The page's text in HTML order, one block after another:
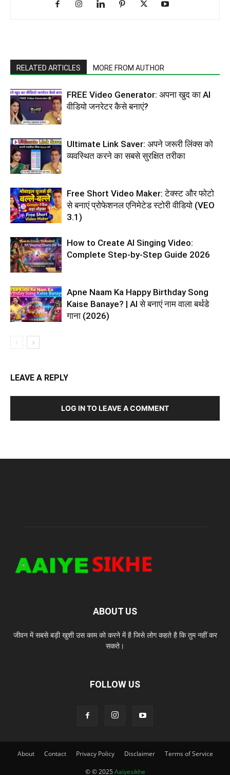
RELATED ARTICLES MORE FROM AUTHOR
FREE Video Generator: अपना खुद का AI
वीडियो जनरेटर कैसे बनाएं?
Ultimate Link Saver: अपने जरूरी लिंक्स को
व्यवस्थित करने का सबसे सुरक्षित तरीका
Free Short Video Maker: टेक्स्ट और फोटो
से बनाएं प्रोफेशनल एनिमेटेड स्टोरी वीडियो (VEO
3.1)
How to Create AI Singing Video:
Complete Step-by-Step Guide 2026
Apne Naam Ka Happy Birthday Song
Kaise Banaye? | AI से बनाएं नाम वाला बर्थडे
गाना (2026)
LEAVE A REPLY
LOG IN TO LEAVE A COMMENT
ABOUT US
जीवन में सबसे बड़ी खुशी उस काम को करने में है जिसे लोग कहते है कि तुम नहीं कर
सकते।
FOLLOW US
About Contact Privacy Policy Disclaimer Terms of Service
© © 2025 Aaiyesikhe